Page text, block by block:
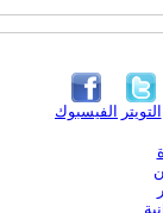
الفيسبوك التويتر